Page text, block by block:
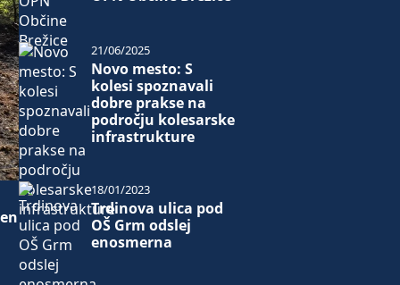
Novo mesto: S
kolesi spoznavali
dobre prakse na
področju kolesarske
infrastrukture
21/06/2025
Trdinova ulica pod
OŠ Grm odslej
enosmerna
18/01/2023